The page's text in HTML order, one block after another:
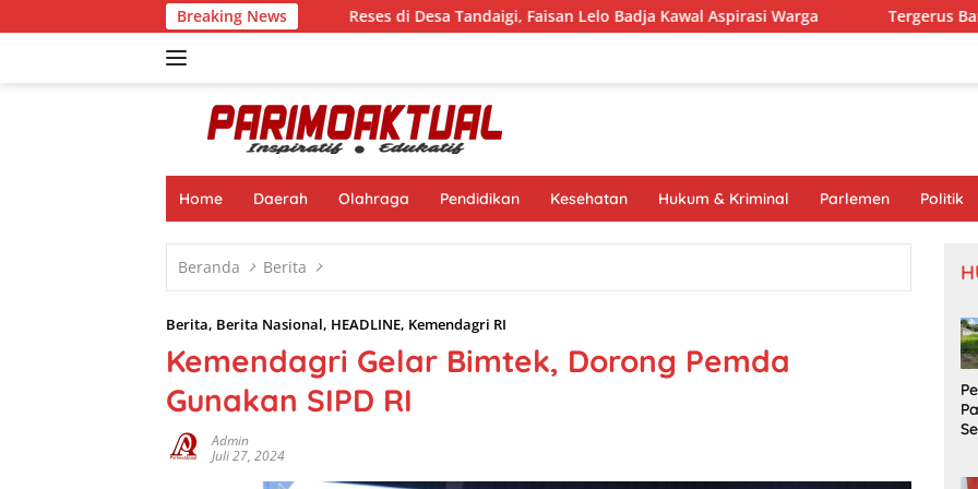
ke
Breaking News
Reses di Desa Tandaigi, Faisan Lelo Badja Kawal Aspirasi Warga Tergerus Banjir, Fondasi
Home Daerah Olahraga Pendidikan Kesehatan Hukum & Kriminal Parlemen Politik
Beranda Berita
Berita, Berita Nasional, HEADLINE, Kemendagri RI
Kemendagri Gelar Bimtek, Dorong Pemda
Gunakan SIPD RI
Admin
Juli 27, 2024